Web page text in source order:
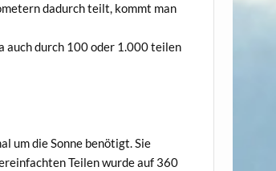
dadurch teilt, kommt man
auch durch 100 oder 1.000 teilen
um die Sonne benötigt. Sie
Teilen wurde auf 360